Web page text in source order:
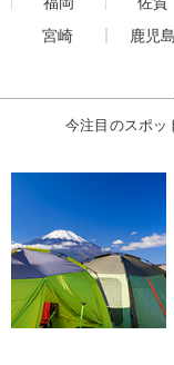
宮崎
鹿児島
今注目のスポッ